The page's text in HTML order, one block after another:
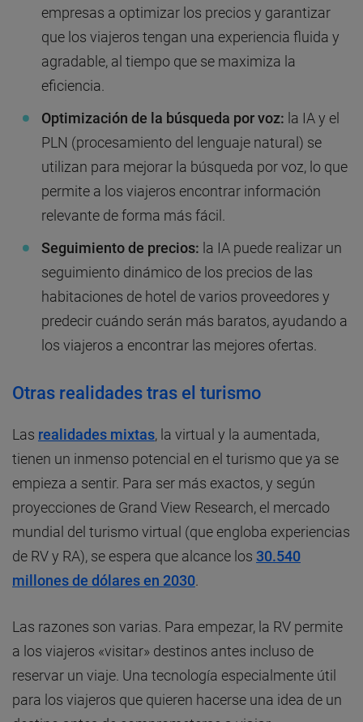
empresas a optimizar los precios y garantizar
que los viajeros tengan una experiencia fluida y
agradable, al tiempo que se maximiza la
eficiencia.
Optimización de la búsqueda por voz: la IA y el
PLN (procesamiento del lenguaje natural) se
utilizan para mejorar la búsqueda por voz, lo que
permite a los viajeros encontrar información
relevante de forma más fácil.
Seguimiento de precios: la IA puede realizar un
seguimiento dinámico de los precios de las
habitaciones de hotel de varios proveedores y
predecir cuándo serán más baratos, ayudando a
los viajeros a encontrar las mejores ofertas.
Otras realidades tras el turismo
Las realidades mixtas, la virtual y la aumentada,
tienen un inmenso potencial en el turismo que ya se
empieza a sentir. Para ser más exactos, y según
proyecciones de Grand View Research, el mercado
mundial del turismo virtual (que engloba experiencias
de RV y RA), se espera que alcance los 30.540
millones de dólares en 2030.
Las razones son varias. Para empezar, la RV permite
a los viajeros «visitar» destinos antes incluso de
reservar un viaje. Una tecnología especialmente útil
para los viajeros que quieren hacerse una idea de un